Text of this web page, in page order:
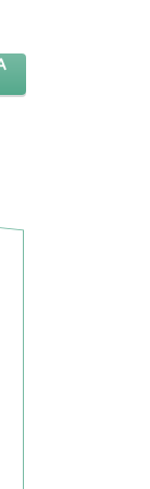
REFORÇA A LUTA